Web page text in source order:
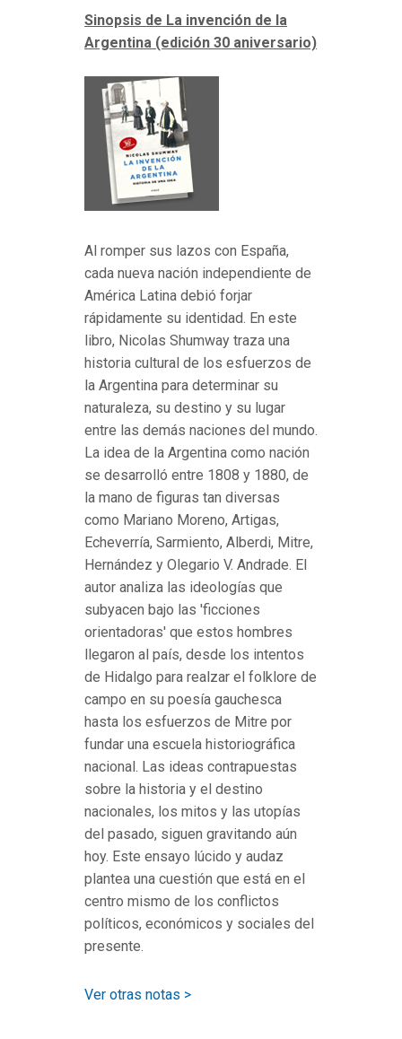
Sinopsis de La invención de la
Argentina (edición 30 aniversario)
Al romper sus lazos con España,
cada nueva nación independiente de
América Latina debió forjar
rápidamente su identidad. En este
libro, Nicolas Shumway traza una
historia cultural de los esfuerzos de
la Argentina para determinar su
naturaleza, su destino y su lugar
entre las demás naciones del mundo.
La idea de la Argentina como nación
se desarrolló entre 1808 y 1880, de
la mano de figuras tan diversas
como Mariano Moreno, Artigas,
Echeverría, Sarmiento, Alberdi, Mitre,
Hernández y Olegario V. Andrade. El
autor analiza las ideologías que
subyacen bajo las 'ficciones
orientadoras' que estos hombres
llegaron al país, desde los intentos
de Hidalgo para realzar el folklore de
campo en su poesía gauchesca
hasta los esfuerzos de Mitre por
fundar una escuela historiográfica
nacional. Las ideas contrapuestas
sobre la historia y el destino
nacionales, los mitos y las utopías
del pasado, siguen gravitando aún
hoy. Este ensayo lúcido y audaz
plantea una cuestión que está en el
centro mismo de los conflictos
políticos, económicos y sociales del
presente.
Ver otras notas >